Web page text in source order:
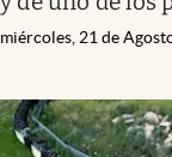
Argentina
miércoles, 21 de